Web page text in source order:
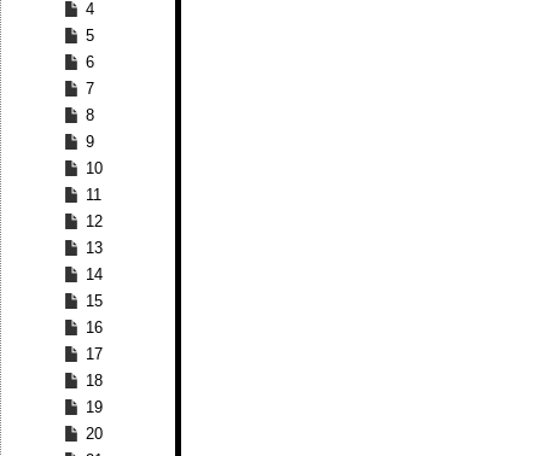
4
5
6
7
8
9
10
11
12
13
14
15
16
17
18
19
20